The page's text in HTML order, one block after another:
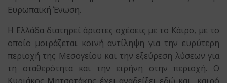
Ευρωπαϊκή Ένωση.
Η Ελλάδα διατηρεί άριστες σχέσεις με το Κάιρο, με το
οποίο μοιράζεται κοινή αντίληψη για την ευρύτερη
περιοχή της Μεσογείου και την εξεύρεση λύσεων για
τη σταθερότητα και την ειρήνη στην περιοχή. Ο